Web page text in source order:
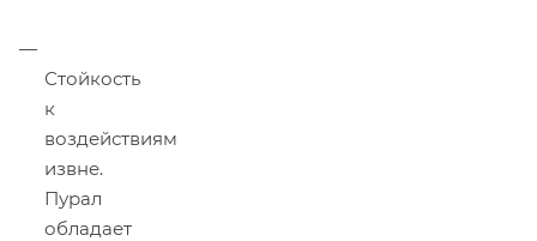
Стойкость
к
воздействиям
извне.
Пурал
обладает